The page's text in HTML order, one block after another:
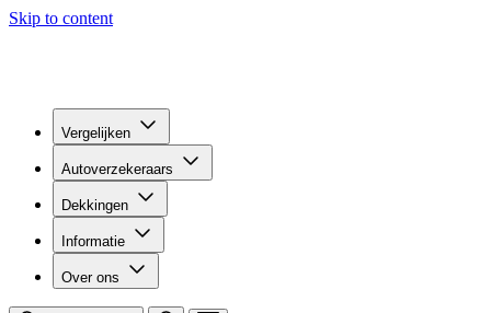
Skip to content
Vergelijken
Autoverzekeraars
Dekkingen
Informatie
Over ons